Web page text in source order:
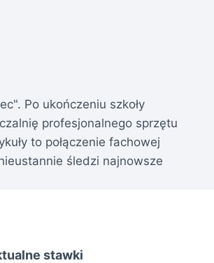
Po ukończeniu szkoły
profesjonalnego sprzętu
to połączenie fachowej
śledzi najnowsze
stawki